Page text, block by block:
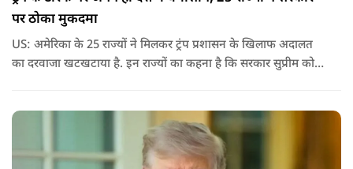
पर ठोका मुकदमा
US: अमेरिका के 25 राज्यों ने मिलकर ट्रंप प्रशासन के खिलाफ अदालत
का दरवाजा खटखटाया है. इन राज्यों का कहना है कि सरकार सुप्रीम कोर्ट